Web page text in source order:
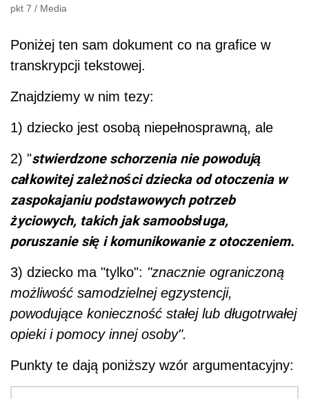
pkt 7 / Media
Poniżej ten sam dokument co na grafice w
transkrypcji tekstowej.
Znajdziemy w nim tezy:
1) dziecko jest osobą niepełnosprawną, ale
2) "stwierdzone schorzenia nie powodują
całkowitej zależności dziecka od otoczenia w
zaspokajaniu podstawowych potrzeb
życiowych, takich jak samoobsługa,
poruszanie się i komunikowanie z otoczeniem.
3) dziecko ma "tylko": "znacznie ograniczoną
możliwość samodzielnej egzystencji,
powodujące konieczność stałej lub długotrwałej
opieki i pomocy innej osoby".
Punkty te dają poniższy wzór argumentacyjny: